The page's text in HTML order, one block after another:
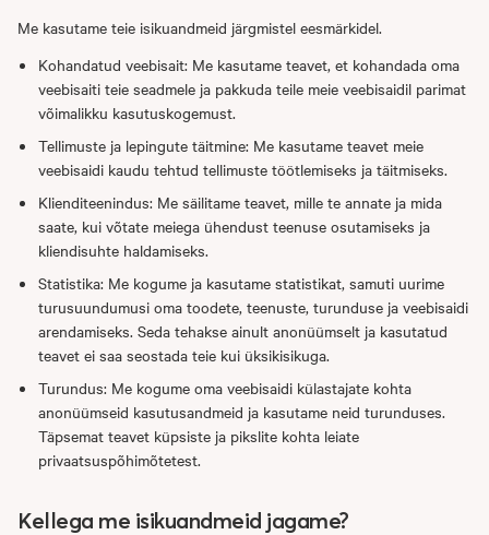
Me kasutame teie isikuandmeid järgmistel eesmärkidel.
Kohandatud veebisait: Me kasutame teavet, et kohandada oma
veebisaiti teie seadmele ja pakkuda teile meie veebisaidil parimat
võimalikku kasutuskogemust.
Tellimuste ja lepingute täitmine: Me kasutame teavet meie
veebisaidi kaudu tehtud tellimuste töötlemiseks ja täitmiseks.
Klienditeenindus: Me säilitame teavet, mille te annate ja mida
saate, kui võtate meiega ühendust teenuse osutamiseks ja
kliendisuhte haldamiseks.
Statistika: Me kogume ja kasutame statistikat, samuti uurime
turusuundumusi oma toodete, teenuste, turunduse ja veebisaidi
arendamiseks. Seda tehakse ainult anonüümselt ja kasutatud
teavet ei saa seostada teie kui üksikisikuga.
Turundus: Me kogume oma veebisaidi külastajate kohta
anonüümseid kasutusandmeid ja kasutame neid turunduses.
Täpsemat teavet küpsiste ja pikslite kohta leiate
privaatsuspõhimõtetest.
Kellega me isikuandmeid jagame?